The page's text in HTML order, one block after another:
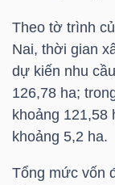
Theo tờ trình
Nai, thời gian
dự kiến nhu
126,78 ha;
khoảng 121,58
khoảng 5,2 ha.
Tổng mức vốn
VĨ
MÔ